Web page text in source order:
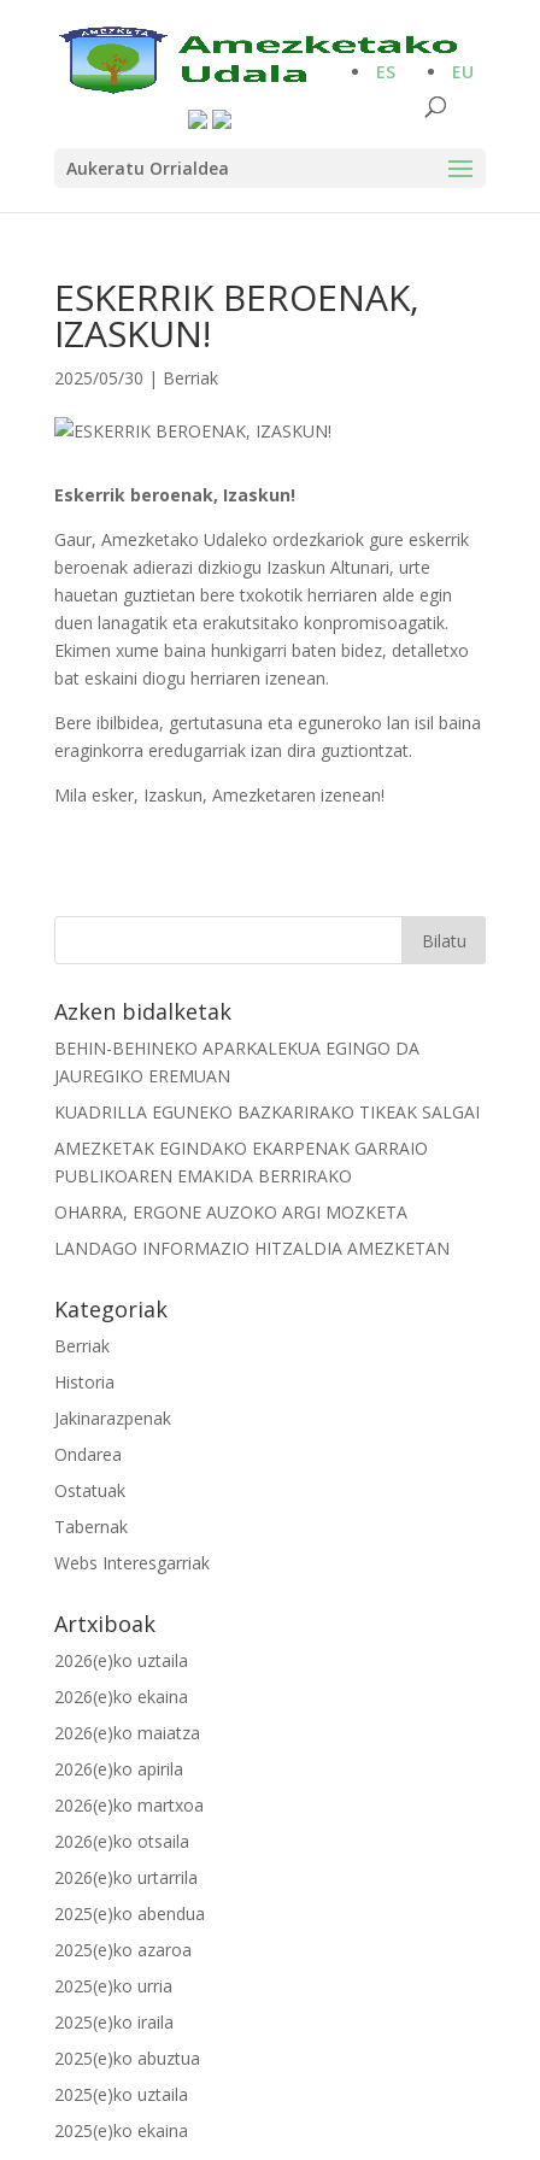
Aukeratu Orrialdea
ES EU
ESKERRIK BEROENAK,
IZASKUN!
2025/05/30 | Berriak
Eskerrik beroenak, Izaskun!
Gaur, Amezketako Udaleko ordezkariok gure eskerrik
beroenak adierazi dizkiogu Izaskun Altunari, urte
hauetan guztietan bere txokotik herriaren alde egin
duen lanagatik eta erakutsitako konpromisoagatik.
Ekimen xume baina hunkigarri baten bidez, detalletxo
bat eskaini diogu herriaren izenean.
Bere ibilbidea, gertutasuna eta eguneroko lan isil baina
eraginkorra eredugarriak izan dira guztiontzat.
Mila esker, Izaskun, Amezketaren izenean!
Azken bidalketak
BEHIN-BEHINEKO APARKALEKUA EGINGO DA
JAUREGIKO EREMUAN
KUADRILLA EGUNEKO BAZKARIRAKO TIKEAK SALGAI
AMEZKETAK EGINDAKO EKARPENAK GARRAIO
PUBLIKOAREN EMAKIDA BERRIRAKO
OHARRA, ERGONE AUZOKO ARGI MOZKETA
LANDAGO INFORMAZIO HITZALDIA AMEZKETAN
Kategoriak
Berriak
Historia
Jakinarazpenak
Ondarea
Ostatuak
Tabernak
Webs Interesgarriak
Artxiboak
2026(e)ko uztaila
2026(e)ko ekaina
2026(e)ko maiatza
2026(e)ko apirila
2026(e)ko martxoa
2026(e)ko otsaila
2026(e)ko urtarrila
2025(e)ko abendua
2025(e)ko azaroa
2025(e)ko urria
2025(e)ko iraila
2025(e)ko abuztua
2025(e)ko uztaila
2025(e)ko ekaina